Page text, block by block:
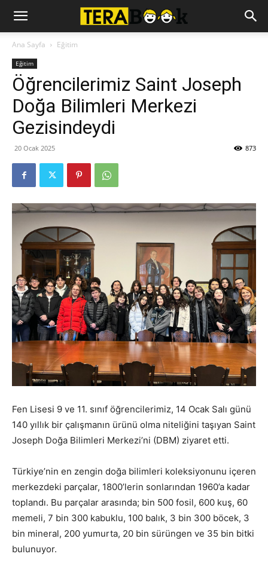
Ana Sayfa Eğitim
Eğitim
Öğrencilerimiz Saint Joseph
Doğa Bilimleri Merkezi
Gezisindeydi
20 Ocak 2025 873
Fen Lisesi 9 ve 11. sınıf öğrencilerimiz, 14 Ocak Salı günü
140 yıllık bir çalışmanın ürünü olma niteliğini taşıyan Saint
Joseph Doğa Bilimleri Merkezi’ni (DBM) ziyaret etti.
Türkiye’nin en zengin doğa bilimleri koleksiyonunu içeren
merkezdeki parçalar, 1800’lerin sonlarından 1960’a kadar
toplandı. Bu parçalar arasında; bin 500 fosil, 600 kuş, 60
memeli, 7 bin 300 kabuklu, 100 balık, 3 bin 300 böcek, 3
bin mineral, 200 yumurta, 20 bin sürüngen ve 35 bin bitki
bulunuyor.